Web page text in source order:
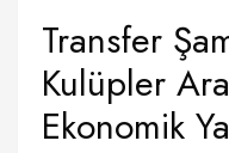
Transfer
Kulüpler
Ekonomik